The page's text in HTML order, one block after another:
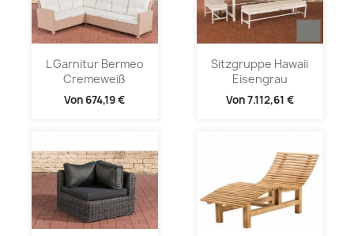
L Garnitur Bermeo
Cremeweiß
Von 674,19 €
Sitzgruppe Hawaii
Eisengrau
Von7.112,61 €